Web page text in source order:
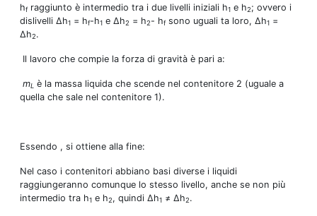
hf raggiunto è intermedio tra i due livelli iniziali h1 e h2; ovvero i
dislivelli Δh1 = hf-h1 e Δh2 = h2- hf sono uguali ta loro, Δh1 =
Δh2.
Il lavoro che compie la forza di gravità è pari a:
mL è la massa liquida che scende nel contenitore 2 (uguale a
quella che sale nel contenitore 1).
Essendo , si ottiene alla fine:
Nel caso i contenitori abbiano basi diverse i liquidi
raggiungeranno comunque lo stesso livello, anche se non più
intermedio tra h1 e h2, quindi Δh1 ≠ Δh2.